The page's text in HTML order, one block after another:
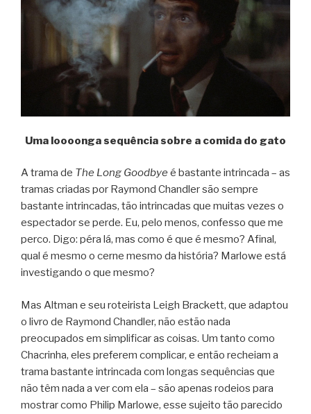
Uma loooonga sequência sobre a comida do gato
A trama de The Long Goodbye é bastante intrincada – as
tramas criadas por Raymond Chandler são sempre
bastante intrincadas, tão intrincadas que muitas vezes o
espectador se perde. Eu, pelo menos, confesso que me
perco. Digo: péra lá, mas como é que é mesmo? Afinal,
qual é mesmo o cerne mesmo da história? Marlowe está
investigando o que mesmo?
Mas Altman e seu roteirista Leigh Brackett, que adaptou
o livro de Raymond Chandler, não estão nada
preocupados em simplificar as coisas. Um tanto como
Chacrinha, eles preferem complicar, e então recheiam a
trama bastante intrincada com longas sequências que
não têm nada a ver com ela – são apenas rodeios para
mostrar como Philip Marlowe, esse sujeito tão parecido